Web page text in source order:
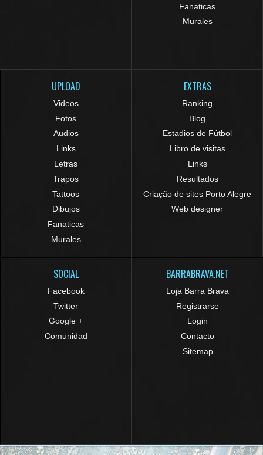
Fanaticas
Murales
UPLOAD
Videos
Fotos
Audios
Links
Letras
Trapos
Tattoos
Dibujos
Fanaticas
Murales
EXTRAS
Ranking
Blog
Estadios de Fútbol
Libro de visitas
Links
Resultados
Criação de sites Porto Alegre
Web designer
SOCIAL
Facebook
Twitter
Google +
Comunidad
BARRABRAVA.NET
Loja Barra Brava
Registrarse
Login
Contacto
Sitemap